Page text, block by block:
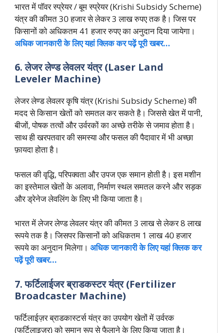
भारत में पॉवर स्प्रेयर / बूम स्प्रेयर (Krishi Subsidy Scheme)
यंत्र की कीमत 30 हजार से लेकर 3 लाख रुपए तक है। जिस पर
किसानों को अधिकतम 41 हजार रुपए का अनुदान दिया जायेगा।
अधिक जानकारी के लिए यहां क्लिक कर पढ़ें पूरी खबर…
6. लेजर लेण्ड लेवलर यंत्र (Laser Land
Leveler Machine)
लेजर लेण्ड लेवलर कृषि यंत्र (Krishi Subsidy Scheme) की
मदद से किसान खेतों को समतल कर सकते है। जिससे खेत में पानी,
बीजों, पोषक तत्वों और उर्वरकों का अच्छे तरीके से जमाव होता है।
साथ ही खरपतवार की समस्या और फसल की पैदावार में भी अच्छा
फ़ायदा होता है।
फसल की वृद्धि, परिपक्वता और उपज एक समान होती है। इस मशीन
का इस्तेमाल खेतों के अलावा, निर्माण स्थल समतल करने और सड़क
और ड्रेनेज लेवलिंग के लिए भी किया जाता है।
भारत में लेजर लेण्ड लेवलर यंत्र की कीमत 3 लाख से लेकर 8 लाख
रूपये तक है। जिसपर किसानों को अधिकतम 1 लाख 40 हजार
रूपये का अनुदान मिलेगा। अधिक जानकारी के लिएयहां क्लिक कर
पढ़ें पूरी खबर…
7. फर्टिलाईजर ब्राडकस्टर यंत्र (Fertilizer
Broadcaster Machine)
फर्टिलाईज़र ब्राडकास्टर्स यंत्र का उपयोग खेतों में उर्वरक
(फर्टिलाइज़र) को समान रूप से फैलाने के लिए किया जाता है।